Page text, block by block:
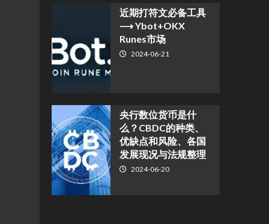
近期打符文必备工具
⟶ Ybot+OKX
Runes市场
2024-06-21
央行数位货币是什
么？CBDC的种类、
优缺点和风险、各国
发展现况与法规整理
2024-06-20